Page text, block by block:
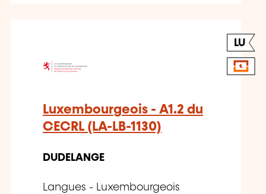
LU
Luxembourgeois - A1.2 du
CECRL (LA-LB-1130)
DUDELANGE
Langues - Luxembourgeois